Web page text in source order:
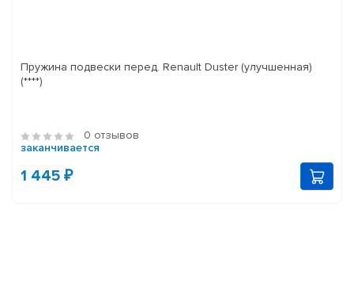
Пружина подвески перед. Renault Duster (улучшенная)
(****)
0 отзывов
заканчивается
1 445 ₽